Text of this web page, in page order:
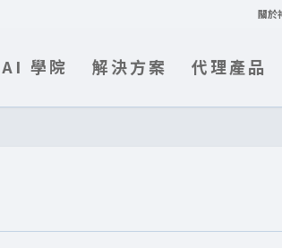
關於
AI 學院 解決方案 代理產品